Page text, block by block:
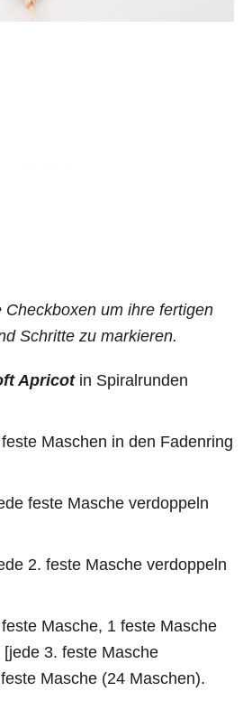
Checkboxen um ihre fertigen
Schritte zu markieren.
Apricotin Spiralrunden
Maschen in den Fadenring
feste Masche verdoppeln
2. feste Masche verdoppeln
Masche, 1 feste Masche
3. feste Masche
Masche (24 Maschen).